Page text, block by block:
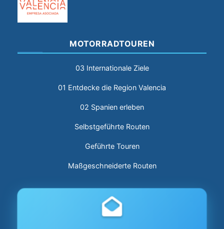
MOTORRADTOUREN
03 Internationale Ziele
01 Entdecke die Region Valencia
02 Spanien erleben
Selbstgeführte Routen
Geführte Touren
Maßgeschneiderte Routen